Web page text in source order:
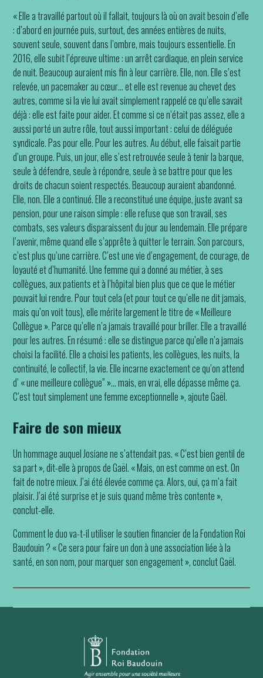
« Elle a travaillé partout où il fallait, toujours là où on avait besoin d’elle
: d’abord en journée puis, surtout, des années entières de nuits,
souvent seule, souvent dans l’ombre, mais toujours essentielle. En
2016, elle subit l’épreuve ultime : un arrêt cardiaque, en plein service
de nuit. Beaucoup auraient mis fin à leur carrière. Elle, non. Elle s’est
relevée, un pacemaker au cœur… et elle est revenue au chevet des
autres, comme si la vie lui avait simplement rappelé ce qu’elle savait
déjà : elle est faite pour aider. Et comme si ce n’était pas assez, elle a
aussi porté un autre rôle, tout aussi important : celui de déléguée
syndicale. Pas pour elle. Pour les autres. Au début, elle faisait partie
d’un groupe. Puis, un jour, elle s’est retrouvée seule à tenir la barque,
seule à défendre, seule à répondre, seule à se battre pour que les
droits de chacun soient respectés. Beaucoup auraient abandonné.
Elle, non. Elle a continué. Elle a reconstitué une équipe, juste avant sa
pension, pour une raison simple : elle refuse que son travail, ses
combats, ses valeurs disparaissent du jour au lendemain. Elle prépare
l’avenir, même quand elle s’apprête à quitter le terrain. Son parcours,
c’est plus qu’une carrière. C’est une vie d’engagement, de courage, de
loyauté et d’humanité. Une femme qui a donné au métier, à ses
collègues, aux patients et à l’hôpital bien plus que ce que le métier
pouvait lui rendre. Pour tout cela (et pour tout ce qu’elle ne dit jamais,
mais qu’on voit tous), elle mérite largement le titre de « Meilleure
Collègue ». Parce qu’elle n’a jamais travaillé pour briller. Elle a travaillé
pour les autres. En résumé : elle se distingue parce qu’elle n’a jamais
choisi la facilité. Elle a choisi les patients, les collègues, les nuits, la
continuité, le collectif, la vie. Elle incarne exactement ce qu’on attend
d’ « une meilleure collègue” »… mais, en vrai, elle dépasse même ça.
C’est tout simplement une femme exceptionnelle », ajoute Gaël.
Faire de son mieux
Un hommage auquel Josiane ne s’attendait pas. « C’est bien gentil de
sa part », dit-elle à propos de Gaël. « Mais, on est comme on est. On
fait de notre mieux. J’ai été élevée comme ça. Alors, oui, ça m’a fait
plaisir. J’ai été surprise et je suis quand même très contente »,
conclut-elle.
Comment le duo va-t-il utiliser le soutien financier de la Fondation Roi
Baudouin ? « Ce sera pour faire un don à une association liée à la
santé, en son nom, pour marquer son engagement », conclut Gaël.